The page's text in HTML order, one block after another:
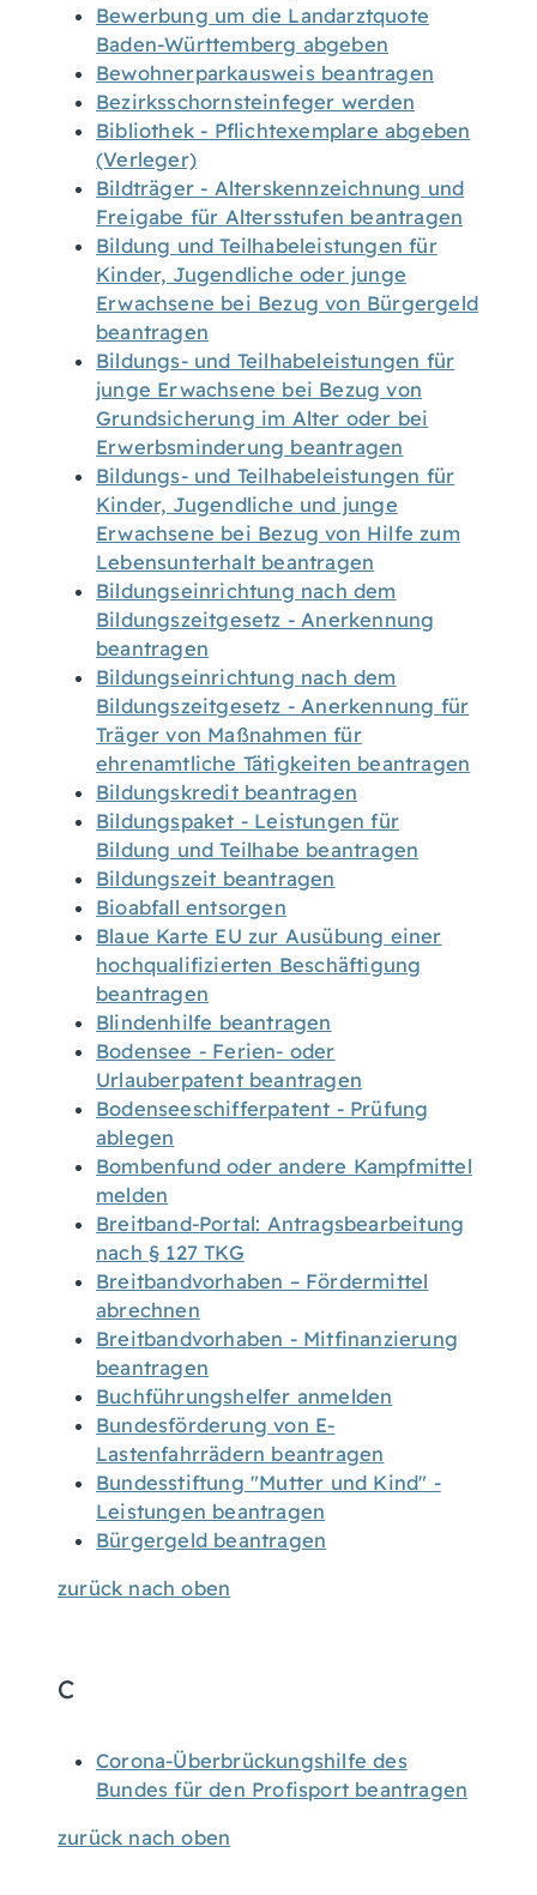
Bewerbung um die Landarztquote
Baden-Württemberg abgeben
Bewohnerparkausweis beantragen
Bezirksschornsteinfeger werden
Bibliothek - Pflichtexemplare abgeben
(Verleger)
Bildträger - Alterskennzeichnung und
Freigabe für Altersstufen beantragen
Bildung und Teilhabeleistungen für
Kinder, Jugendliche oder junge
Erwachsene bei Bezug von Bürgergeld
beantragen
Bildungs- und Teilhabeleistungen für
junge Erwachsene bei Bezug von
Grundsicherung im Alter oder bei
Erwerbsminderung beantragen
Bildungs- und Teilhabeleistungen für
Kinder, Jugendliche und junge
Erwachsene bei Bezug von Hilfe zum
Lebensunterhalt beantragen
Bildungseinrichtung nach dem
Bildungszeitgesetz - Anerkennung
beantragen
Bildungseinrichtung nach dem
Bildungszeitgesetz - Anerkennung für
Träger von Maßnahmen für
ehrenamtliche Tätigkeiten beantragen
Bildungskredit beantragen
Bildungspaket - Leistungen für
Bildung und Teilhabe beantragen
Bildungszeit beantragen
Bioabfall entsorgen
Blaue Karte EU zur Ausübung einer
hochqualifizierten Beschäftigung
beantragen
Blindenhilfe beantragen
Bodensee - Ferien- oder
Urlauberpatent beantragen
Bodenseeschifferpatent - Prüfung
ablegen
Bombenfund oder andere Kampfmittel
melden
Breitband-Portal: Antragsbearbeitung
nach § 127 TKG
Breitbandvorhaben – Fördermittel
abrechnen
Breitbandvorhaben - Mitfinanzierung
beantragen
Buchführungshelfer anmelden
Bundesförderung von E-
Lastenfahrrädern beantragen
Bundesstiftung "Mutter und Kind" -
Leistungen beantragen
Bürgergeld beantragen
zurück nach oben
C
Corona-Überbrückungshilfe des
Bundes für den Profisport beantragen
zurück nach oben